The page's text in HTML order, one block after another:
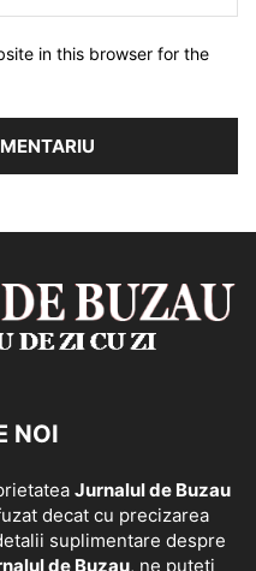
in this browser for the
NOI
Jurnalul de Buzau
decat cu precizarea
suplimentare despre
de Buzau, ne puteti